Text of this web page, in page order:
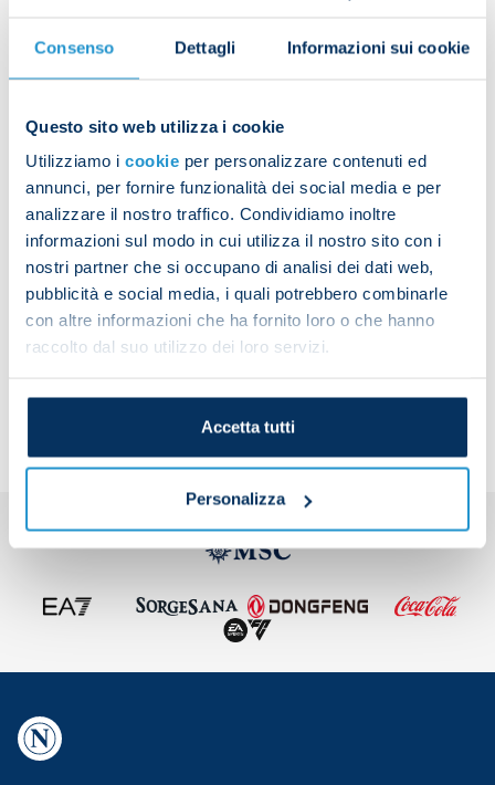
Consenso Dettagli Informazioni sui cookie
Questo sito web utilizza i cookie
Utilizziamo i cookie per personalizzare contenuti ed
annunci, per fornire funzionalità dei social media e per
analizzare il nostro traffico. Condividiamo inoltre
informazioni sul modo in cui utilizza il nostro sito con i
nostri partner che si occupano di analisi dei dati web,
pubblicità e social media, i quali potrebbero combinarle
con altre informazioni che ha fornito loro o che hanno
raccolto dal suo utilizzo dei loro servizi.
Accetta tutti
Personalizza
SSC Napoli can confirm that Jens Cajuste has
joined Ipswich Town on loan with an obligation to
Everyone at the club wishes Jens all the best for
the future.
Cajuste
Share the article with your friends and support the